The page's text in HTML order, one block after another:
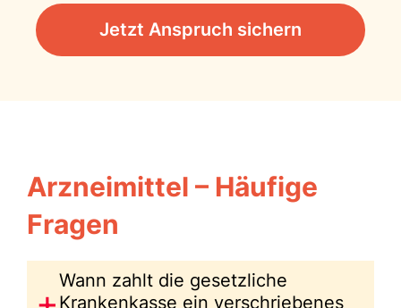
Jetzt Anspruch sichern
Arzneimittel – Häufige
Fragen
Wann zahlt die gesetzliche
Krankenkasse ein verschriebenes